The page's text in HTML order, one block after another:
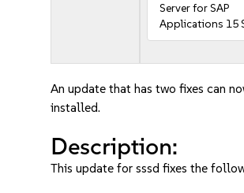
Server for SAP
Applications 15
An update that has two fixes can
installed.
Description:
This update for sssd fixes the